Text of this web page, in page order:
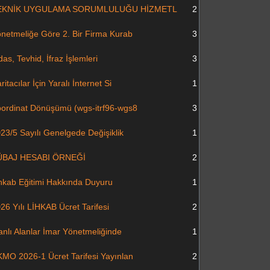
UYGULAMA SORUMLULUĞU HİZMETL 2
Göre 2. Bir Firma Kurab 3
Tevhid, İfraz İşlemleri 3
İçin Yaralı İnternet Si 1
Dönüşümü (wgs-itrf96-wgs8 3
5 Sayılı Genelgede Değişiklik 1
HESABI ÖRNEĞİ 2
Eğitimi Hakkında Duyuru 1
Yılı LİHKAB Ücret Tarifesi 2
Alanlar İmar Yönetmeliğinde 1
2026-1 Ücret Tarifesi Yayınlan 2